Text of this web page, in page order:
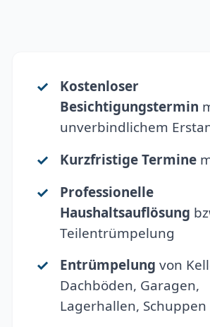
Kostenloser
Besichtigungstermin
unverbindlichem
Kurzfristige Termine
Professionelle
Haushaltsauflösung
Teilentrümpelung
Entrümpelung von
Dachböden, Garagen,
Lagerhallen, Schuppen